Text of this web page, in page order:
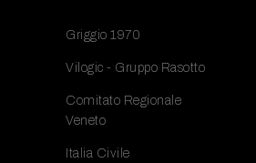
Griggio 1970
Vilogic - Gruppo Rasotto
Comitato Regionale
Veneto
Italia Civile